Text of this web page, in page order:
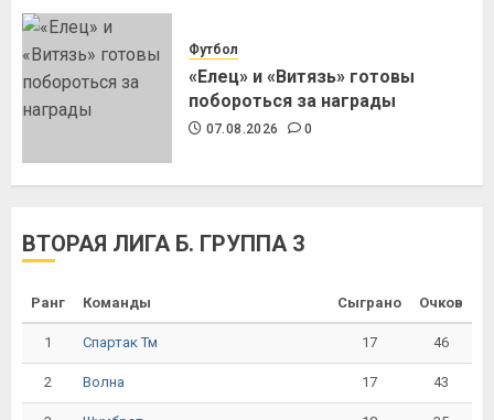
Футбол
«Елец» и «Витязь» готовы
побороться за награды
07.08.2026 0
ВТОРАЯ ЛИГА Б. ГРУППА 3
Ранг Команды Сыграно Очков
1 Спартак Тм 17 46
2 Волна 17 43